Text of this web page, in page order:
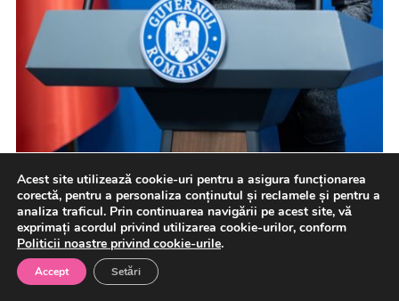
Vicepremierul interimar Oana Gheorghiu afirmă că,
peste un sfert din primăriile din ţară nu sunt înrolate, în
prezent, […]
Acest site utilizează cookie-uri pentru a asigura funcționarea
corectă, pentru a personaliza conținutul și reclamele și pentru a
analiza traficul. Prin continuarea navigării pe acest site, vă
exprimați acordul privind utilizarea cookie-urilor, conform
Politicii noastre privind cookie-urile.
Accept Setări